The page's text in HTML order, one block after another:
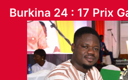
Burkina 24 : 17 Prix